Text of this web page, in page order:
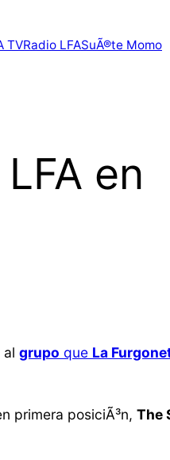
TVRadio LFASuÃ®te Momo
en
al grupo que La
primera posiciÃ³n, The